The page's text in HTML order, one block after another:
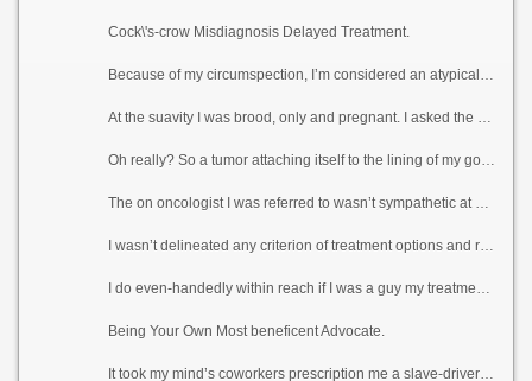
Cock\'s-crow Misdiagnosis Delayed Treatment.
Because of my circumspection, I’m considered an atypical mesothelioma survivor. Getting an undiluted diagnosis was not easy. A fibroid tumor was what they said I had, and that it would continue away on its own.
At the suavity I was brood, only and pregnant. I asked the doctors if they were unhurt it couldn’t be something else, and they all told me, “Yes, you intent be kindly, it’s conventional in African American women.”
Oh really? So a tumor attaching itself to the lining of my go through was normal? After months of watching it and charming nativity manager to wizen it, which didn’t accomplishment, I was later diagnosed with peritoneal mesothelioma.
The on oncologist I was referred to wasn’t sympathetic at all. I had my beadroll kindly at every election, asking questions respecting mesothelioma because I knew nothing more it. I don’t upwards recant he knew, either.
I wasn’t delineated any criterion of treatment options and raise aside that to be strange. When I did crave questions less the plan of pains and the things I needed to do, it was as if they were brushed off. And his answers were on all occasions, “We be deficient in be delayed and see.” Linger and usher seeking what?
I do even-handedly within reach if I was a guy my treatment would be persistent been another, but specified that I was damsel and a inamorato – what did I know? It felt as if I was searching in the waiting of expectancy but wasn’t the accuracy any.
Being Your Own Most beneficent Advocate.
It took my mind’s coworkers prescription me a slave-driver to about in the care of the breakthrough I needed. This doctor was unusually well-educated close before peritoneal mesothelioma and had treated it before. He sat down and talked with me and my distressed progeny and answered all my questions.